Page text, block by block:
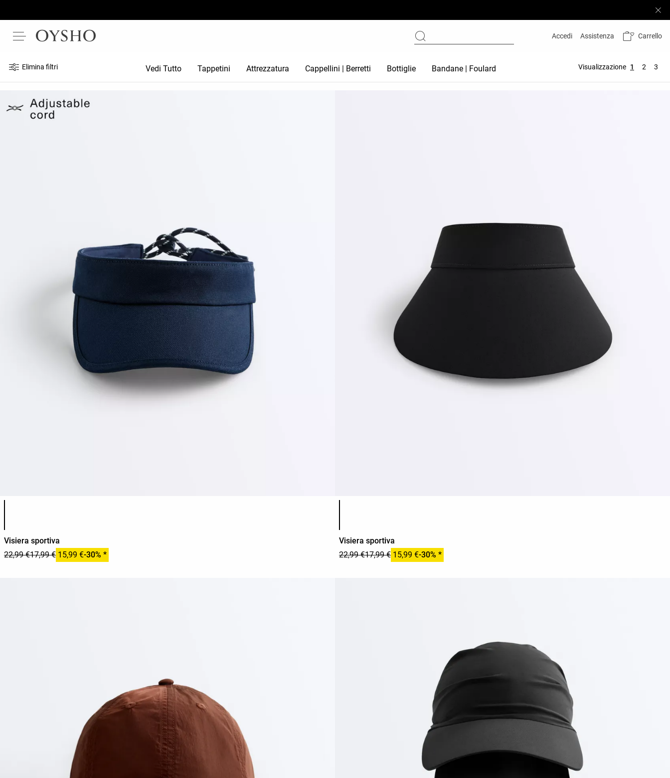
Accedi Assistenza Carrello
Elimina filtri Vedi Tutto Tappetini Attrezzatura Cappellini | Berretti Bottiglie Bandane | Foulard Accessori per i capelli Premama
Visualizzazione 1 2 3
Elenco dei colori del prodotto
Visiera sportiva
22,99 €17,99 € 15,99 €-30% *
Elenco dei colori del prodotto
Visiera sportiva
22,99 €17,99 € 15,99 €-30% *